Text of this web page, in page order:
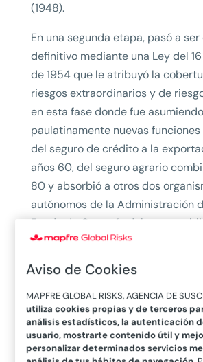
(1948).
En una segunda etapa, pasó a
definitivo mediante una Ley del
de 1954 que le atribuyó la
riesgos extraordinarios y de
en esta fase donde fue asumiendo
paulatinamente nuevas
del seguro de crédito a la
años 60, del seguro agrario
80 y absorbió a otros dos
autónomos de la Administración
Fondo de Garantía del seguro
automóviles y la Comisaría del
La tercera etapa, en la que se
abrió con la promulgación de su
en 1991, por la que el Consorcio,
con naturaleza jurídica de
Aviso de Cookies
MAPFRE GLOBAL RISKS, AGENCIA DE
utiliza cookies propias y de terceros
análisis estadísticos, la autenticación
usuario, mostrarte contenido útil y
personalizar determinados servicios